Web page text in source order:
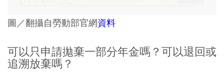
圖／翻攝自勞動部官網資料
可以只申請拋棄一部分年金嗎？可以退回或
追溯放棄嗎？